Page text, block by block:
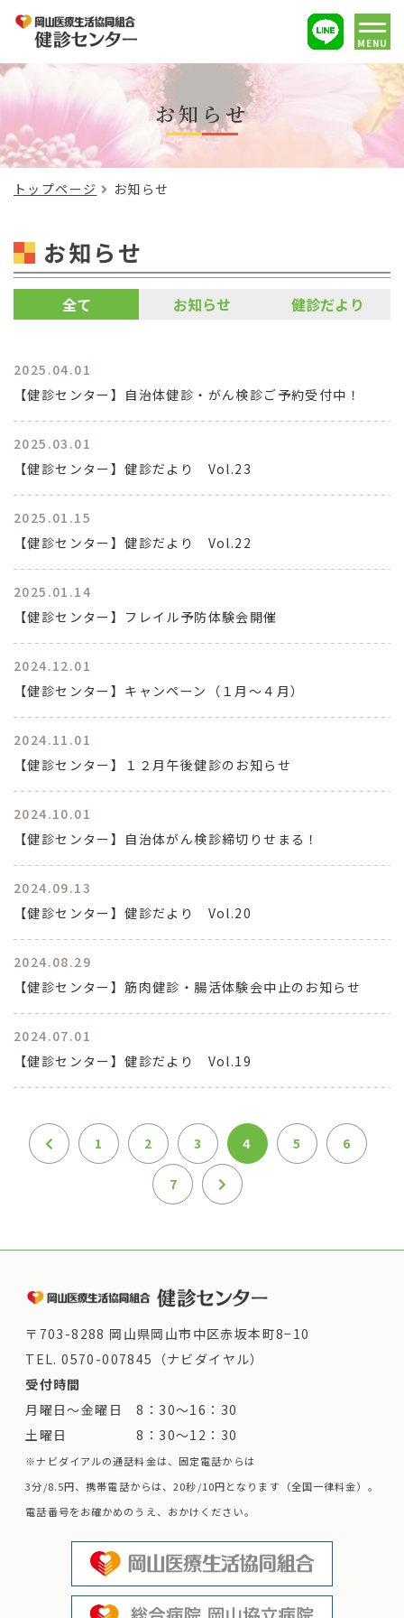
MENU
お知らせ
トップページ お知らせ
お知らせ
全て お知らせ 健診だより
2025.04.01
【健診センター】自治体健診・がん検診ご予約受付中！
2025.03.01
【健診センター】健診だより Vol.23
2025.01.15
【健診センター】健診だより Vol.22
2025.01.14
【健診センター】フレイル予防体験会開催
2024.12.01
【健診センター】キャンペーン（１月～４月）
2024.11.01
【健診センター】１２月午後健診のお知らせ
2024.10.01
【健診センター】自治体がん検診締切りせまる！
2024.09.13
【健診センター】健診だより Vol.20
2024.08.29
【健診センター】筋肉健診・腸活体験会中止のお知らせ
2024.07.01
【健診センター】健診だより Vol.19
1 2 3 4 5 6
7
〒703-8288 岡山県岡山市中区赤坂本町8−10
TEL.0570-007845（ナビダイヤル）
受付時間
月曜日～金曜日 8：30～16：30
土曜日 8：30～12：30
※ナビダイアルの通話料金は、固定電話からは
3分/8.5円、携帯電話からは、20秒/10円となります（全国一律料金）。
電話番号をお確かめのうえ、おかけください。